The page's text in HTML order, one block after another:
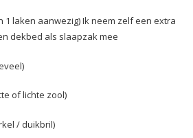
1 laken aanwezig) Ik neem zelf een extra
dekbed als slaapzak mee
of lichte zool)
/ duikbril)